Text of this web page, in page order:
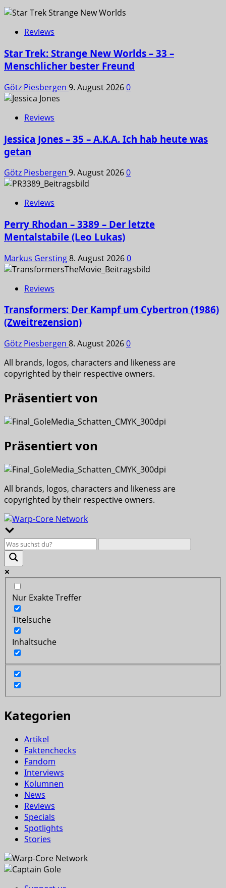
Reviews
Star Trek: Strange New Worlds – 33 –
Menschlicher bester Freund
Götz Piesbergen 9. August 20260
Reviews
Jessica Jones – 35 – A.K.A. Ich hab heute was
getan
Götz Piesbergen 9. August 20260
Reviews
Perry Rhodan – 3389 – Der letzte
Mentalstabile (Leo Lukas)
Markus Gersting8. August 20260
Reviews
Transformers: Der Kampf um Cybertron (1986)
(Zweitrezension)
Götz Piesbergen 8. August 20260
All brands, logos, characters and likeness are
copyrighted by their respective owners.
Präsentiert von
Präsentiert von
All brands, logos, characters and likeness are
copyrighted by their respective owners.
Nur Exakte Treffer
Titelsuche
Inhaltsuche
Kategorien
Artikel
Faktenchecks
Fandom
Interviews
Kolumnen
News
Reviews
Specials
Spotlights
Stories